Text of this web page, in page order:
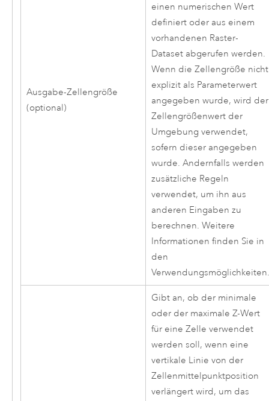
Ausgabe-Zellengröße
(optional)
einen numerischen Wert
definiert oder aus einem
vorhandenen Raster-
Dataset abgerufen werden.
Wenn die Zellengröße nicht
explizit als Parameterwert
angegeben wurde, wird der
Zellengrößenwert der
Umgebung verwendet,
sofern dieser angegeben
wurde. Andernfalls werden
zusätzliche Regeln
verwendet, um ihn aus
anderen Eingaben zu
berechnen. Weitere
Informationen finden Sie in
den
Verwendungsmöglichkeiten.
Gibt an, ob der minimale
oder der maximale Z-Wert
für eine Zelle verwendet
werden soll, wenn eine
vertikale Linie von der
Zellenmittelpunktposition
verlängert wird, um das